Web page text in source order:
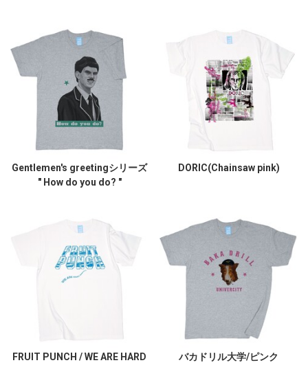
Gentlemen's greetingシリーズ
" How do you do? "
DORIC(Chainsaw pink)
FRUIT PUNCH / WE ARE HARD
バカドリル大学/ピンク